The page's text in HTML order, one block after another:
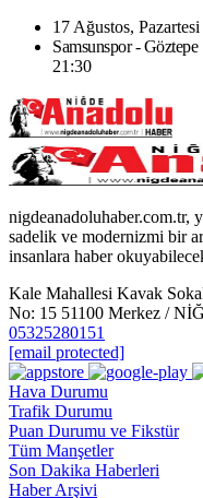
17 Ağustos, Pazartesi
Samsunspor - Göztepe
21:30
nigdeanadoluhaber.com.tr,
sadelik ve modernizmi bir
insanlara haber
Kale Mahallesi Kavak
No: 15 51100 Merkez /
05325280151
[email protected]
Hava Durumu
Trafik Durumu
Puan Durumu ve Fikstür
Tüm Manşetler
Son Dakika Haberleri
Haber Arşivi